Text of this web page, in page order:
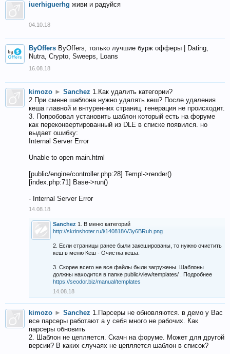
iuerhiguerhg живи и радуйся
04.10.18
ByOffers ByOffers, только лучшие бурж офферы | Dating,
Nutra, Crypto, Sweeps, Loans
16.08.18
kimozo ► Sanchez 1.Как удалить категории?
2.При смене шаблона нужно удалять кеш? После удаления
кеша главной и внтуренних страниц. генерация не происходит.
3. Попробовал установить шаблон который есть на форуме
как переконвертированный из DLE в списке появился. но
выдает ошибку:
Internal Server Error
Unable to open main.html
[public/engine/controller.php:28] Templ->render()
[index.php:71] Base->run()
- Internal Server Error
14.08.18
Sanchez 1. В меню категорий
http://skrinshoter.ru/i/140818/V3y6BRuh.png
2. Если страницы ранее были закешированы, то нужно очистить
кеш в меню Кеш - Очистка кеша.
3. Скорее всего не все файлы были загружены. Шаблоны
должны находится в папке public/view/templates/ . Подробнее
https://seodor.biz/manual/templates
14.08.18
kimozo ► Sanchez 1.Парсеры не обновляются. в демо у Вас
все парсеры работают а у себя много не рабочих. Как
парсеры обновить
2. Шаблон не цепляется. Скачн на форуме. Может для другой
версии? В каких случаях не цепляется шаблон в список?